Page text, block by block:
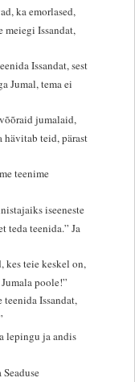
ka emorlased,
meiegi Issandat,
Issandat, sest
Jumal, tema ei
jumalaid,
hävitab teid, pärast
teenime
iseeneste
teda teenida.” Ja
kes teie keskel on,
poole!”
teenida Issandat,
lepingu ja andis